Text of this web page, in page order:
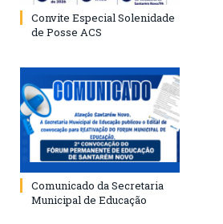
Convite Especial Solenidade
de Posse ACS
Comunicado da Secretaria
Municipal de Educação